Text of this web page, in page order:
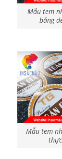
Mẫu tem
bằng
Mẫu tem